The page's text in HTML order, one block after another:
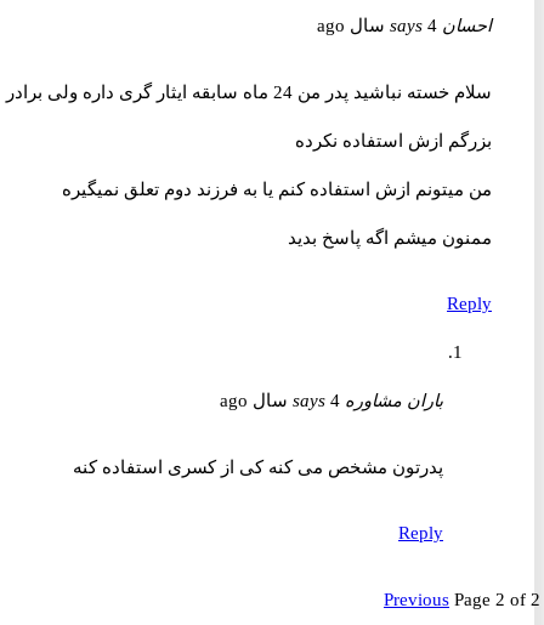
احسان says 4 سال ago
سلام خسته نباشید پدر من 24 ماه سابقه ایثار گری داره ولی برادر
بزرگم ازش استفاده نکرده
من میتونم ازش استفاده کنم یا به فرزند دوم تعلق نمیگیره
ممنون میشم اگه پاسخ بدید
Reply
باران مشاوره says 4 سال ago
پدرتون مشخص می کنه کی از کسری استفاده کنه
Reply
Previous Page 2